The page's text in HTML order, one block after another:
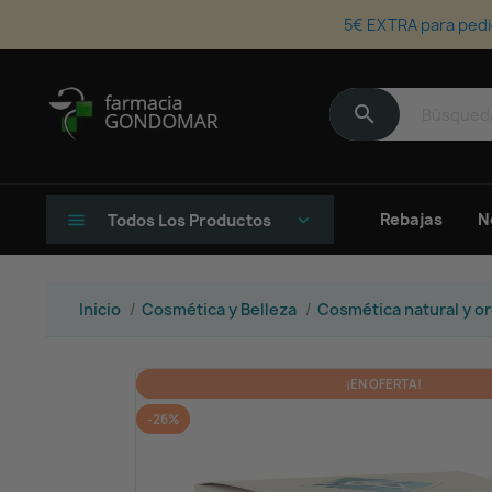
5€ EXTRA para
search
menu Todos Los Productos keyboard_arrow_down Rebajas
Inicio Cosmética y Belleza Cosmética natural y
¡EN OFERTA!
-26%